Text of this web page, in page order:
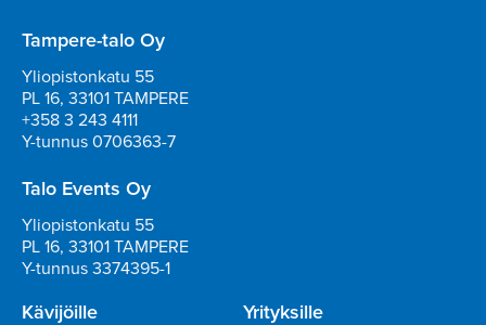
Tampere-talo Oy
Yliopistonkatu 55
PL 16, 33101 TAMPERE
+358 3 243 4111
Y-tunnus 0706363-7
Talo Events Oy
Yliopistonkatu 55
PL 16, 33101 TAMPERE
Y-tunnus 3374395-1
Kävijöille Yrityksille